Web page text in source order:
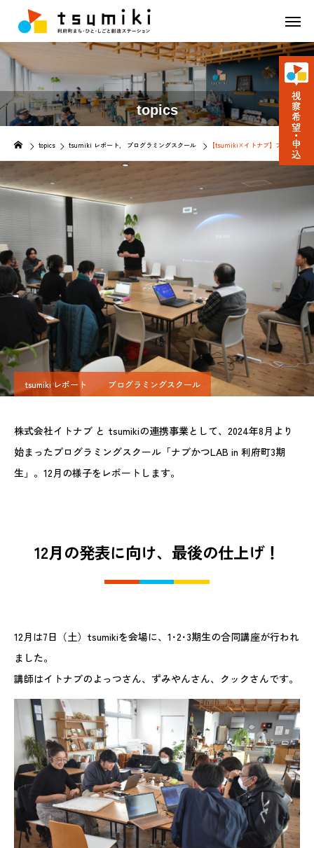
topics
topics tsumiki レポート プログラミングスクール 【tsumiki×イトナブ】プログラミ
tsumiki レポート プログラミングスクール
株式会社イトナブ と tsumikiの連携事業として、2024年8月より
始まったプログラミングスクール「ナブかつLAB in 利府町3期
生」。12月の様子をレポートします。
12月の発表に向け、最後の仕上げ！
12月は7日（土）tsumikiを会場に、1･2･3期生の合同講座が行われ
ました。
講師はイトナブのよっつさん、ずみやんさん、クックさんです。